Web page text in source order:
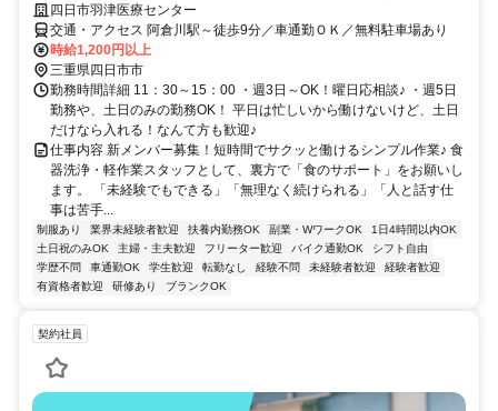
四日市羽津医療センター
交通・アクセス 阿倉川駅～徒歩9分／車通勤ＯＫ／無料駐車場あり
時給1,200円以上
三重県四日市市
勤務時間詳細 11：30～15：00 ・週3日～OK！曜日応相談♪ ・週5日
勤務や、土日のみの勤務OK！ 平日は忙しいから働けないけど、土日
だけなら入れる！なんて方も歓迎♪
仕事内容 新メンバー募集！短時間でサクッと働けるシンプル作業♪ 食
器洗浄・軽作業スタッフとして、裏方で「食のサポート」をお願いし
ます。 「未経験でもできる」「無理なく続けられる」「人と話す仕
事は苦手...
制服あり 業界未経験者歓迎 扶養内勤務OK 副業・WワークOK
1日4時間以内OK
土日祝のみOK
主婦・主夫歓迎 フリーター歓迎 バイク通勤OK
シフト自由
学歴不問
車通勤OK 学生歓迎 転勤なし 経験不問 未経験者歓迎
経験者歓迎
有資格者歓迎
研修あり ブランクOK
契約社員